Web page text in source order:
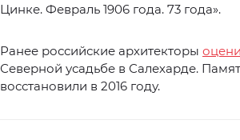
Цинке. Февраль 1906 года. 73 года».
Ранее российские архитекторы
Северной усадьбе в Салехарде.
восстановили в 2016 году.